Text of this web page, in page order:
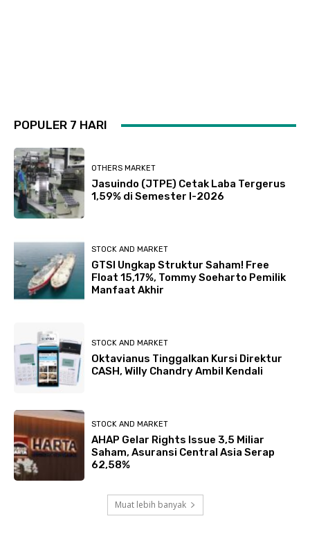
POPULER 7 HARI
OTHERS MARKET
Jasuindo (JTPE) Cetak Laba Tergerus
1,59% di Semester I-2026
STOCK AND MARKET
GTSI Ungkap Struktur Saham! Free
Float 15,17%, Tommy Soeharto Pemilik
Manfaat Akhir
STOCK AND MARKET
Oktavianus Tinggalkan Kursi Direktur
CASH, Willy Chandry Ambil Kendali
STOCK AND MARKET
AHAP Gelar Rights Issue 3,5 Miliar
Saham, Asuransi Central Asia Serap
62,58%
Muat lebih banyak